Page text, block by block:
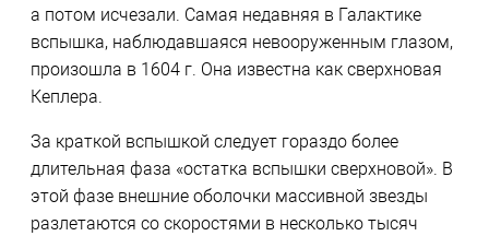
а потом исчезали. Самая недавняя в Галактике
вспышка, наблюдавшаяся невооруженным глазом,
произошла в 1604 г. Она известна как сверхновая
Кеплера.
За краткой вспышкой следует гораздо более
длительная фаза «остатка вспышки сверхновой». В
этой фазе внешние оболочки массивной звезды
разлетаются со скоростями в несколько тысяч